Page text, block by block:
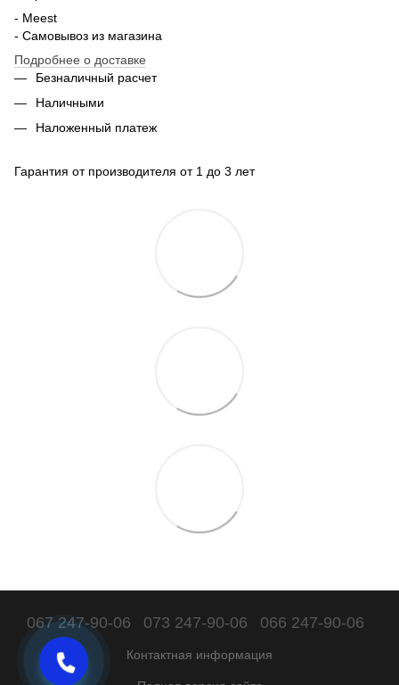
- Meest
- Самовывоз из магазина
Подробнее о доставке
Безналичный расчет
Наличными
Наложенный платеж
Гарантия от производителя от 1 до 3 лет
067 247-90-06 073 247-90-06 066 247-90-06
Контактная информация